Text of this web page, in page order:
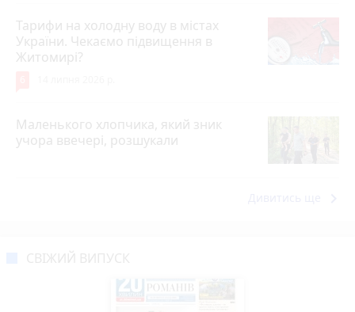
Тарифи на холодну воду в містах
України. Чекаємо підвищення в
Житомирі?
Маленького хлопчика, який зник
учора ввечері, розшукали